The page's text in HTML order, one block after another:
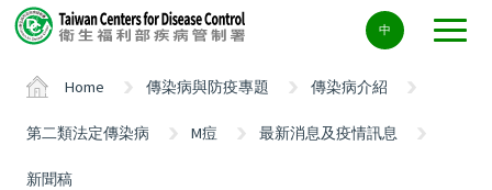
Center
block
中
Home 傳染病與防疫專題 傳染病介紹
第二類法定傳染病 M痘 最新消息及疫情訊息
新聞稿